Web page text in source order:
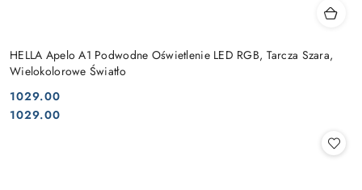
HELLA Apelo A1 Podwodne Oświetlenie LED RGB, Tarcza Szara,
Wielokolorowe Światło
Cena:
1029.00
Cena:
1029.00